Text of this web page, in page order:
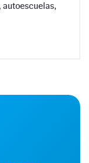
autoescuelas,